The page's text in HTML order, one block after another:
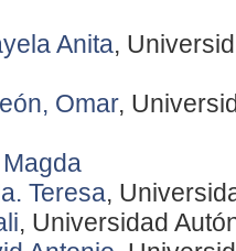
Anita,
Omar,
Teresa,
, Universidad